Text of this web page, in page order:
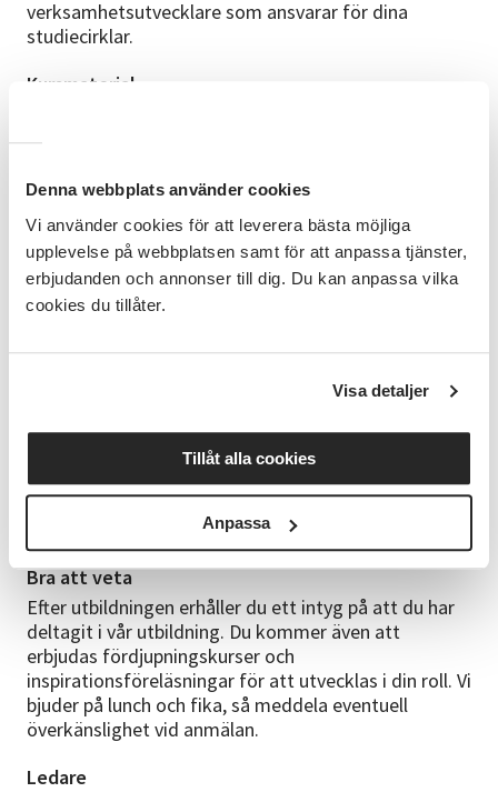
Denna webbplats använder cookies
Vi använder cookies för att leverera bästa möjliga
upplevelse på webbplatsen samt för att anpassa tjänster,
erbjudanden och annonser till dig. Du kan anpassa vilka
cookies du tillåter.
Visa detaljer
Tillåt alla cookies
Anpassa
verksamhetsutvecklare som ansvarar för dina
studiecirklar.
Kursmaterial
Cirkel
Upplägg
Grundutbildningen är en kvalitetscertifiering av våra
cirkelledare och är gemensam för alla studieförbund.
Nedan ser du de olika delarna som tas upp hos oss
på SV:
vårt folkbildningsuppdrag
SVs värdegrund, vision och verksamhet
Cirkelns pedagogik, planering och upplägg samt
digitala studiecirklar
Gruppdynamik, ledarroll, delaktighet i gruppen
och förebyggande av konflikter
Digital rapportering av studiecirklar och
kulturprogram via E-tjänsten
Bra att veta
Efter utbildningen erhåller du ett intyg på att du har
deltagit i vår utbildning. Du kommer även att
erbjudas fördjupningskurser och
inspirationsföreläsningar för att utvecklas i din roll. Vi
bjuder på lunch och fika, så meddela eventuell
överkänslighet vid anmälan.
Ledare